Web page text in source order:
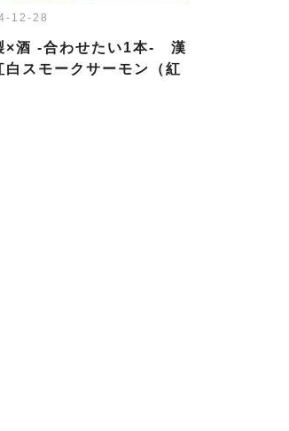
12-28
×酒 -合わせたい1本- 漢
白スモークサーモン（紅